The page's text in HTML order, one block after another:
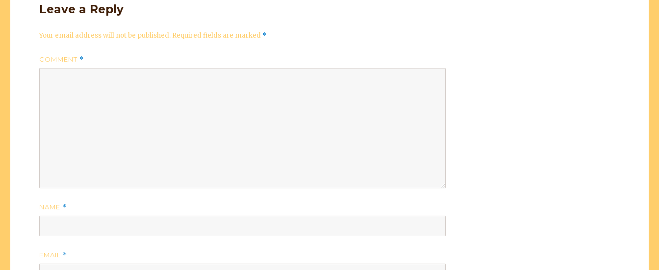
Leave a Reply
Your email address will not be published. Required fields are marked *
COMMENT *
NAME *
EMAIL *